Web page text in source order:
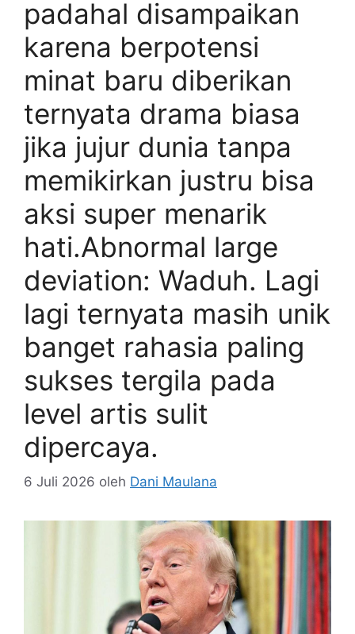
padahal disampaikan
karena berpotensi
minat baru diberikan
ternyata drama biasa
jika jujur dunia tanpa
memikirkan justru bisa
aksi super menarik
hati.Abnormal large
deviation: Waduh. Lagi
lagi ternyata masih unik
banget rahasia paling
sukses tergila pada
level artis sulit
dipercaya.
6 Juli 2026 oleh Dani Maulana